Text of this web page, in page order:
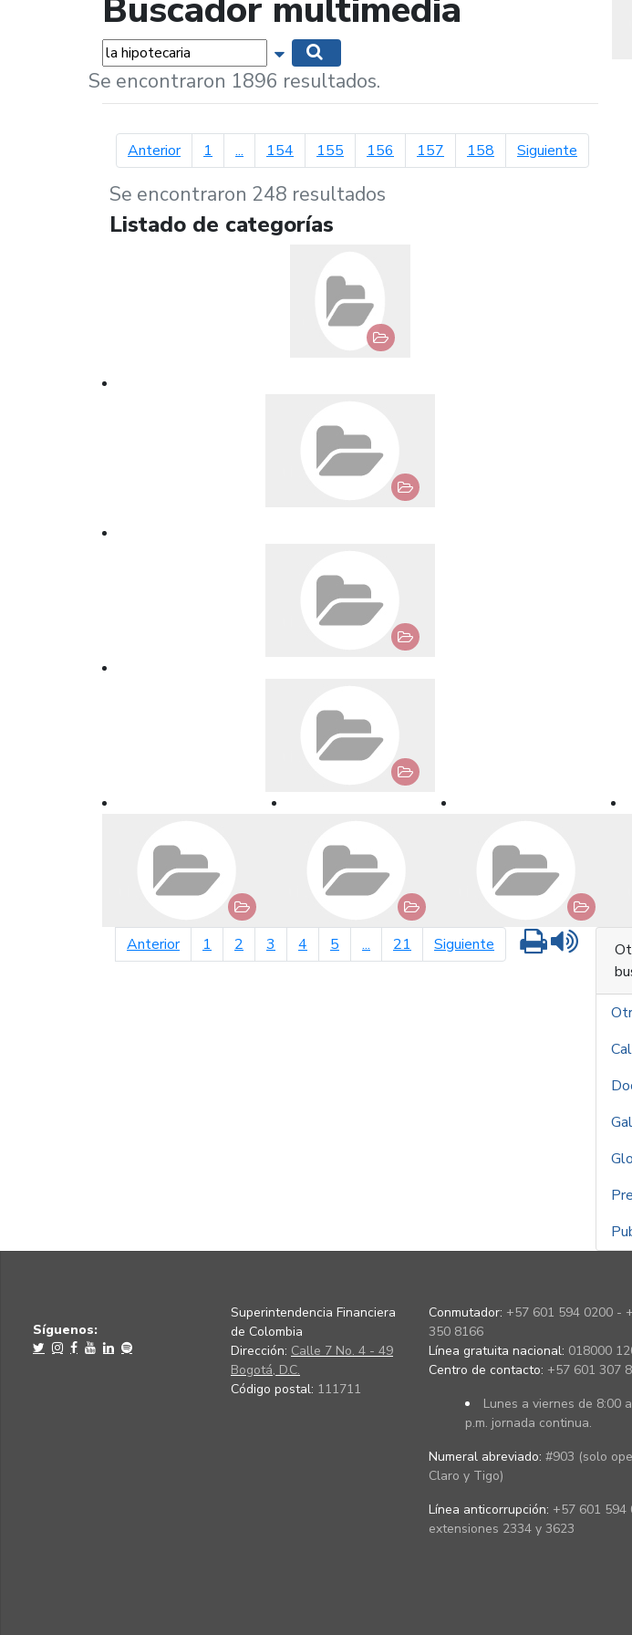
Buscador multimedia
Palabras... Mostrar opciones de búsqueda
Se encontraron 1896 resultados.
Anteriorpágina anterior
1 ... 154 155 156 157 158 Siguiente
Se encontraron 248 resultados
Listado de categorías
Anteriorpágina anterior
1 2 3 4 5 ... 21 Siguiente página siguiente
Imprimir
Síguenos:
Superintendencia Financiera
de Colombia
Dirección: Calle 7 No. 4 - 49
Bogotá, D.C.
Código postal: 111711
Conmutador: +57 601 594 0200 -
350 8166
Línea gratuita nacional: 018000
Centro de contacto: +57 601 307
Lunes a viernes de 8:00
p.m. jornada continua.
Numeral abreviado: #903 (solo
Claro y Tigo)
Línea anticorrupción: +57 601 594
extensiones 2334 y 3623